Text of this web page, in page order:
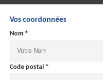
Vos coordonnées
Nom *
Code postal *